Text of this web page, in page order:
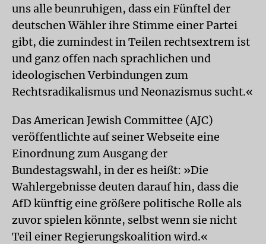
uns alle beunruhigen, dass ein Fünftel der
deutschen Wähler ihre Stimme einer Partei
gibt, die zumindest in Teilen rechtsextrem ist
und ganz offen nach sprachlichen und
ideologischen Verbindungen zum
Rechtsradikalismus und Neonazismus sucht.«
Das American Jewish Committee (AJC)
veröffentlichte auf seiner Webseite eine
Einordnung zum Ausgang der
Bundestagswahl, in der es heißt: »Die
Wahlergebnisse deuten darauf hin, dass die
AfD künftig eine größere politische Rolle als
zuvor spielen könnte, selbst wenn sie nicht
Teil einer Regierungskoalition wird.«